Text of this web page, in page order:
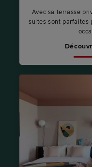
Avec sa terrasse
suites sont parfaites